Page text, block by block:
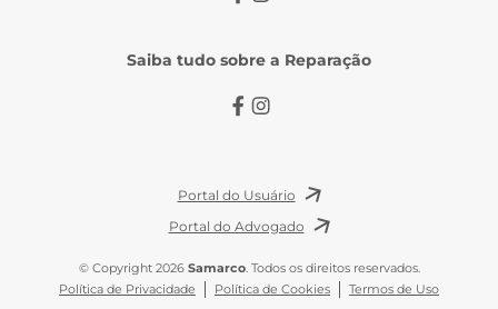
Saiba tudo sobre a Reparação
Portal do Usuário
Portal do Advogado
© Copyright 2026 Samarco. Todos os direitos reservados.
Política de Privacidade
Política de Cookies Termos de Uso